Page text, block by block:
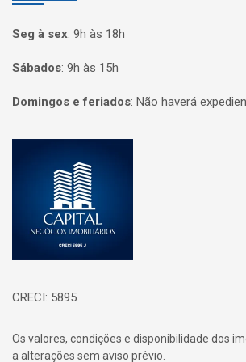
Seg à sex: 9h às 18h
Sábados: 9h às 15h
Domingos e feriados: Não haverá
CRECI: 5895
Os valores, condições e disponibilidade dos
a alterações sem aviso prévio.